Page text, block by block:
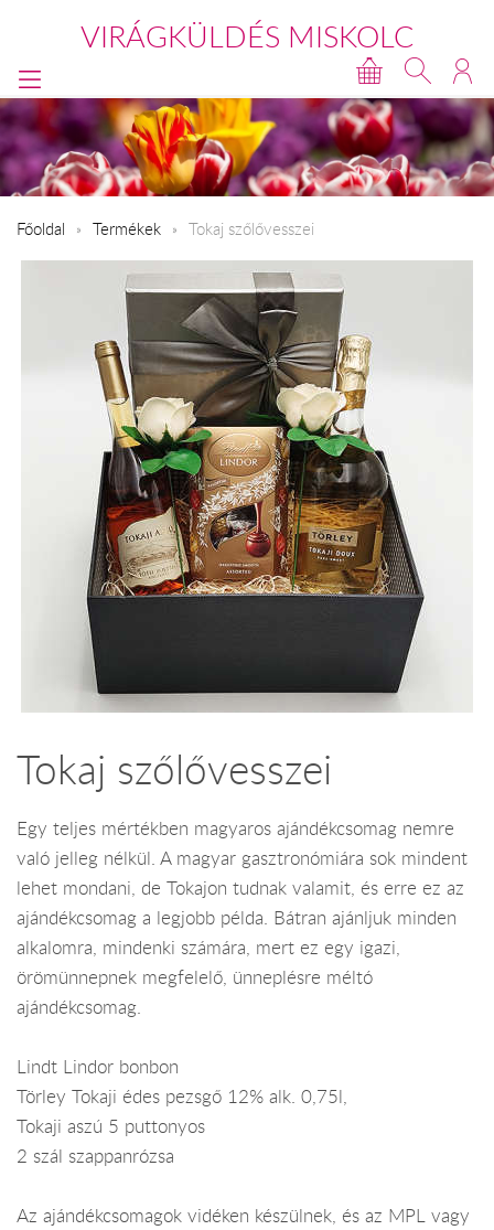
VIRÁGKÜLDÉS MISKOLC
Főoldal Termékek Tokaj szőlővesszei
Tokaj szőlővesszei
Egy teljes mértékben magyaros ajándékcsomag nemre
való jelleg nélkül. A magyar gasztronómiára sok mindent
lehet mondani, de Tokajon tudnak valamit, és erre ez az
ajándékcsomag a legjobb példa. Bátran ajánljuk minden
alkalomra, mindenki számára, mert ez egy igazi,
örömünnepnek megfelelő, ünneplésre méltó
ajándékcsomag.
Lindt Lindor bonbon
Törley Tokaji édes pezsgő 12% alk. 0,75l,
Tokaji aszú 5 puttonyos
2 szál szappanrózsa
Az ajándékcsomagok vidéken készülnek, és az MPL vagy